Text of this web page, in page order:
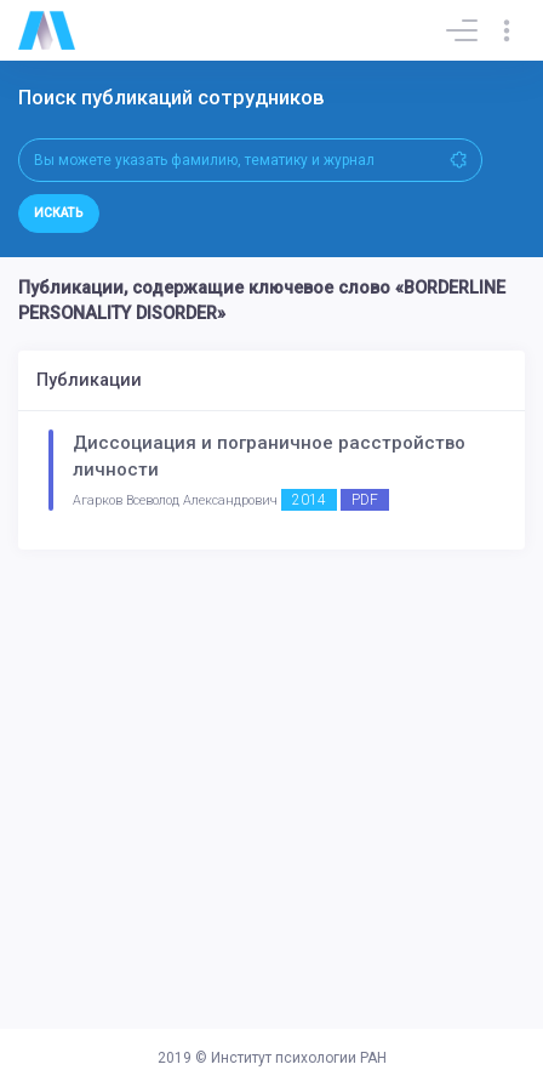
Поиск публикаций сотрудников
ИСКАТЬ
Публикации, содержащие ключевое слово «BORDERLINE
PERSONALITY DISORDER»
Публикации
Диссоциация и пограничное расстройство
личности
Агарков Всеволод Александрович 2014 PDF
2019 © Институт психологии РАН